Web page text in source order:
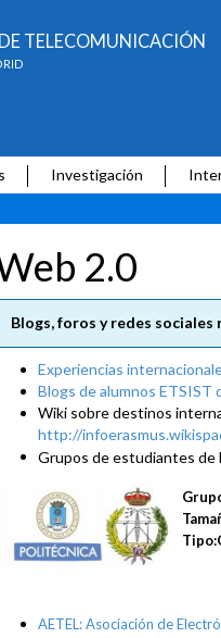
TELECOMUNICACIÓN
Investigación
2.0
Blogs, foros y redes sociales
Experiencias
Blogs de alumnos ETSIST
Wiki sobre destinos
http://
Grupos de estudiantes de
AETEL: Asociación de